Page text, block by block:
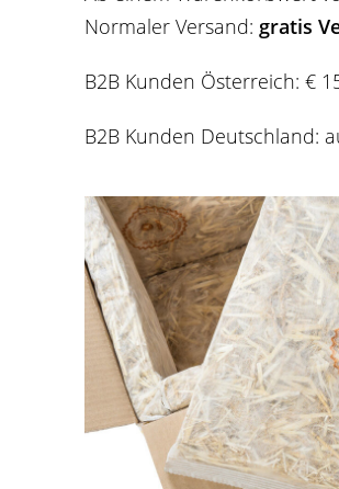
Normaler Versand: gratis
B2B Kunden Österreich: €
B2B Kunden Deutschland: